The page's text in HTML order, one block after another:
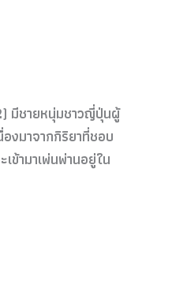
มีชายหนุ่มชาวญี่ปุ่นผู้
งมาจากกิริยาที่ชอบ
ข้ามาเพ่นพ่านอยู่ใน